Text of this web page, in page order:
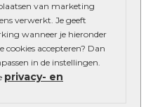
van marketing
verwerkt. Je geeft
wanneer je hieronder
cookies accepteren? Dan
in de instellingen.
privacy- en